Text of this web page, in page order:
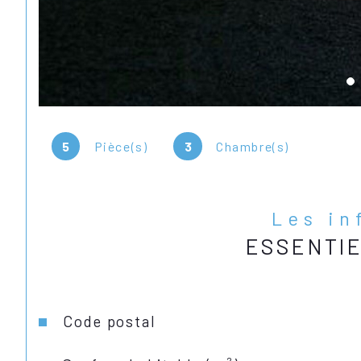
5 Pièce(s) 3 Chambre(s)
Les
Caractéristiques Valeurs
Code postal